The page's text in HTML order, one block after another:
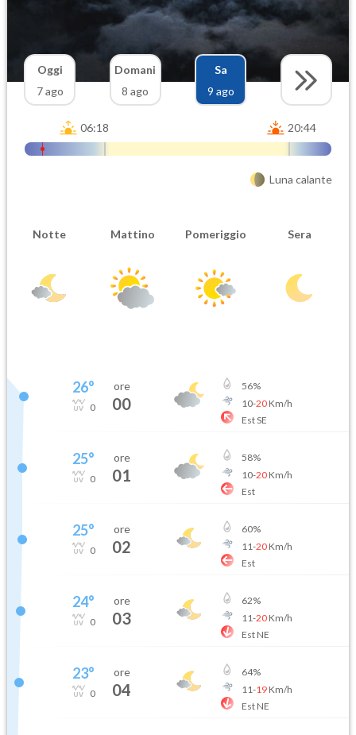
Oggi
7 ago
Domani
8 ago
Sa
9 ago
06:18 20:44
Luna calante
Notte Mattino Pomeriggio Sera
26°
0
ore
00
56%
10-20Km/h
Est SE
25°
0
ore
01
58%
10-20Km/h
Est
25°
0
ore
02
60%
11-20Km/h
Est
24°
0
ore
03
62%
11-20Km/h
Est NE
23°
0
ore
04
64%
11-19Km/h
Est NE